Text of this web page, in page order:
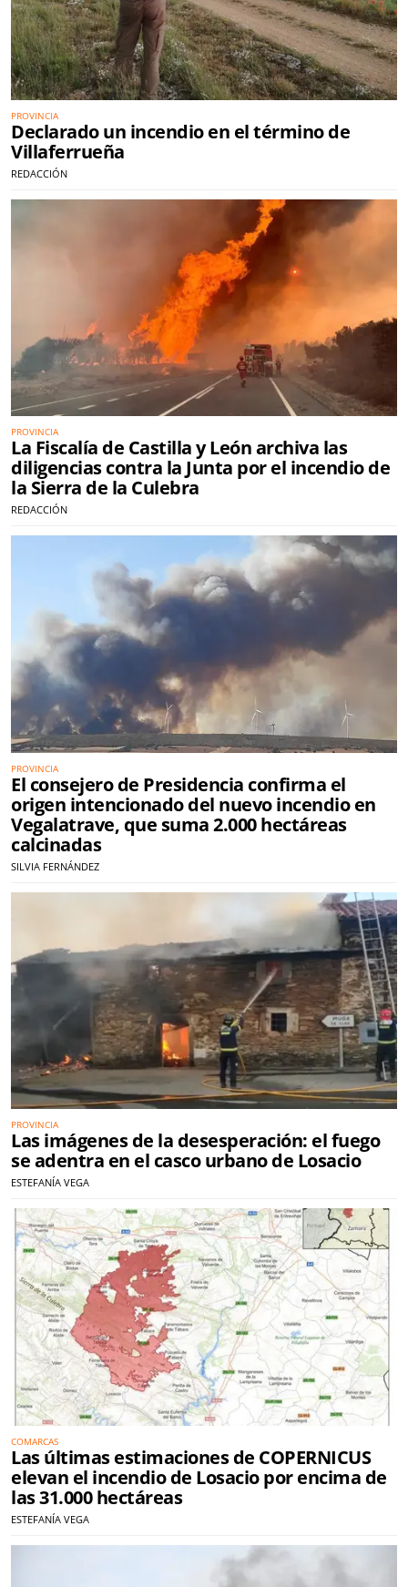
PROVINCIA
Declarado un incendio en el término de
Villaferrueña
REDACCIÓN
PROVINCIA
La Fiscalía de Castilla y León archiva las
diligencias contra la Junta por el incendio de
la Sierra de la Culebra
REDACCIÓN
PROVINCIA
El consejero de Presidencia confirma el
origen intencionado del nuevo incendio en
Vegalatrave, que suma 2.000 hectáreas
calcinadas
SILVIA FERNÁNDEZ
PROVINCIA
Las imágenes de la desesperación: el fuego
se adentra en el casco urbano de Losacio
ESTEFANÍA VEGA
COMARCAS
Las últimas estimaciones de COPERNICUS
elevan el incendio de Losacio por encima de
las 31.000 hectáreas
ESTEFANÍA VEGA